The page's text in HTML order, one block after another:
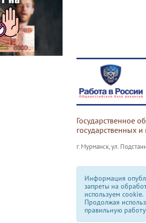
Государственное
государственных
г. Мурманск, ул.
Информация
запреты на
используем сookie.
Продолжая
правильную